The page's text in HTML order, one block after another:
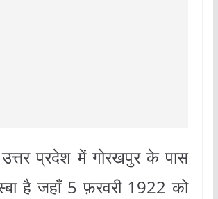
उत्तर प्रदेश में गोरखपुर के पास
है जहाँ 5 फ़रवरी 1922 को